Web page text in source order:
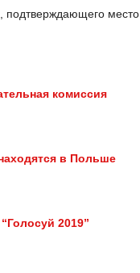
подтверждающего место
комиссия
в Польше
2019”